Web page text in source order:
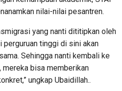
nilai-nilai pesantren.
yang nanti dititipkan oleh
perguruan tinggi di sini akan
Sehingga nanti kembali ke
bisa memberikan
ungkap Ubaidillah..